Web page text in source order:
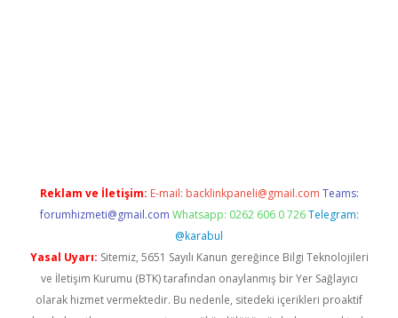
Reklam ve İletişim: E-mail: backlinkpaneli@gmail.com Teams:
forumhizmeti@gmail.com Whatsapp: 0262 606 0 726 Telegram:
@karabul
Yasal Uyarı: Sitemiz, 5651 Sayılı Kanun gereğince Bilgi Teknolojileri
ve İletişim Kurumu (BTK) tarafından onaylanmış bir Yer Sağlayıcı
olarak hizmet vermektedir. Bu nedenle, sitedeki içerikleri proaktif